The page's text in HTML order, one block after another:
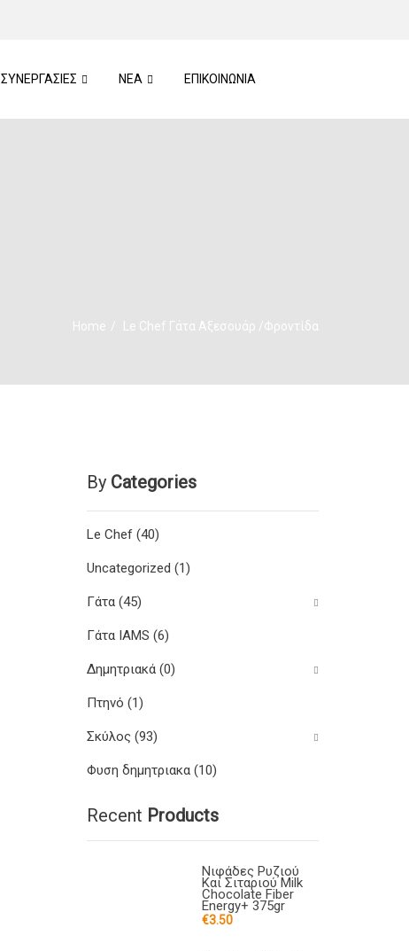
ΣΥΝΕΡΓΑΣΙΕΣ ΝΕΑ ΕΠΙΚΟΙΝΩΝΙΑ
Home Le Chef Γάτα Αξεσουάρ /Φροντίδα
ByCategories
Le Chef (40)
Uncategorized (1)
Γάτα (45)
Γάτα IAMS (6)
Δημητριακά (0)
Πτηνό (1)
Σκύλος (93)
Φυση δημητριακα (10)
Recent Products
Νιφάδες Ρυζιού
Και Σιταριού Milk
Chocolate Fiber
Energy+ 375gr
€3.50